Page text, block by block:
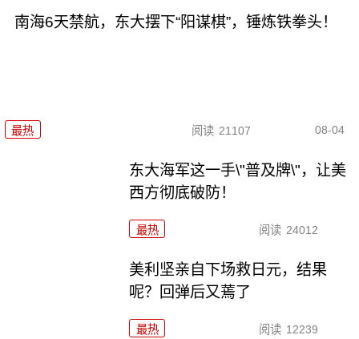
南海6天禁航，东大摆下“阳谋棋”，锤炼铁拳头！
最热 阅读 21107 08-04
东大海军这一手\"普及牌\"，让美
西方彻底破防！
最热 阅读 24012
美利坚亲自下场救日元，结果
呢？回弹后又蔫了
最热 阅读 12239